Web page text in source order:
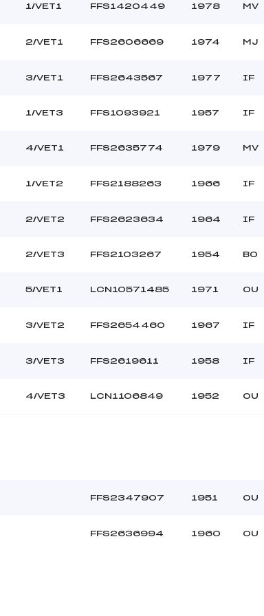
1/VET1 FFS1420449 1978 MV
2/VET1 FFS2606669 1974 MJ
3/VET1 FFS2643567 1977 IF
1/VET3 FFS1093921 1957 IF
4/VET1 FFS2635774 1979 MV
1/VET2 FFS2188263 1966 IF
2/VET2 FFS2623634 1964 IF
2/VET3 FFS2103267 1954 BO
5/VET1 LCN10571485 1971 OU
3/VET2 FFS2654460 1967 IF
3/VET3 FFS2619611 1958 IF
4/VET3 LCN1106849 1952 OU
FFS2347907 1951 OU
FFS2636994 1960 OU